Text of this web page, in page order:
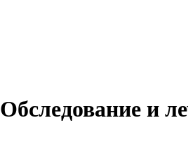
Обследование и